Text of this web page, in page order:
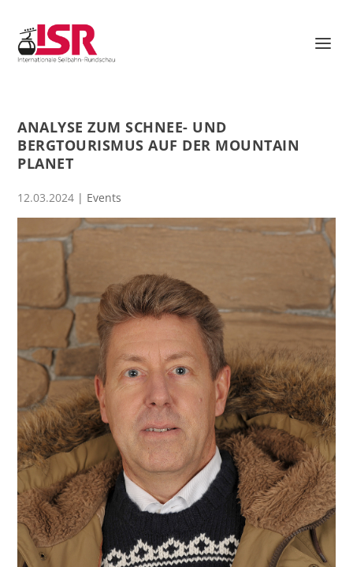
ANALYSE ZUM SCHNEE- UND
BERGTOURISMUS AUF DER MOUNTAIN
PLANET
12.03.2024 | Events